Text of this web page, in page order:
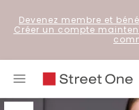
Devenez membre et
Créer un compte